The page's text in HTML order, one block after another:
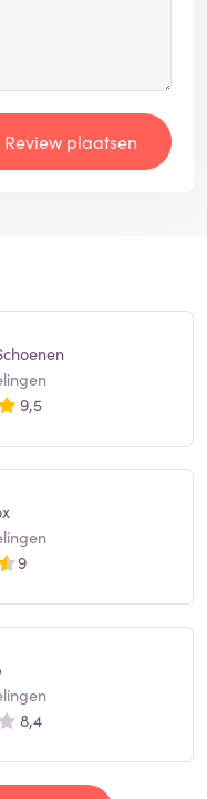
Review plaatsen
9,5
9
8,4